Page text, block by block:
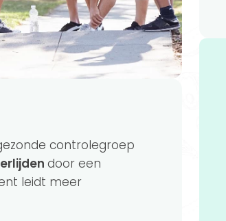
controlegroep
door een
leidt meer